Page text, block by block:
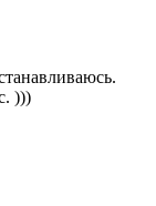
)))